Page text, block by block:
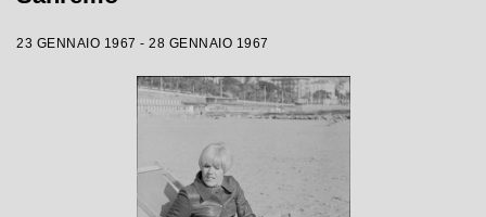
23 GENNAIO 1967 - 28 GENNAIO 1967